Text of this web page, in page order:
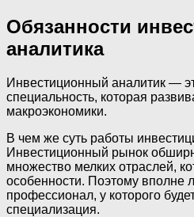
Обязанности
аналитика
Инвестиционный аналитик —
специальность, которая
макроэкономики.
В чем же суть работы
Инвестиционный рынок
множество мелких отраслей,
особенности. Поэтому вполне
профессионал, у которого
специализация.